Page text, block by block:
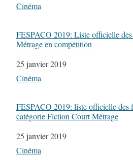
Par rapport à
Cinéma
FESPACO 2019: Liste officielle
Métrage en compétition
Date
25 janvier 2019
Par rapport à
Cinéma
FESPACO 2019: liste officielle des
catégorie Fiction Court Métrage
Date
25 janvier 2019
Par rapport à
Cinéma